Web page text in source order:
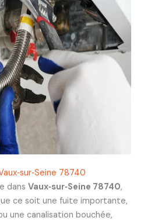
78740
dans Vaux‑sur‑Seine 78740,
ce soit une fuite importante,
une canalisation bouchée,